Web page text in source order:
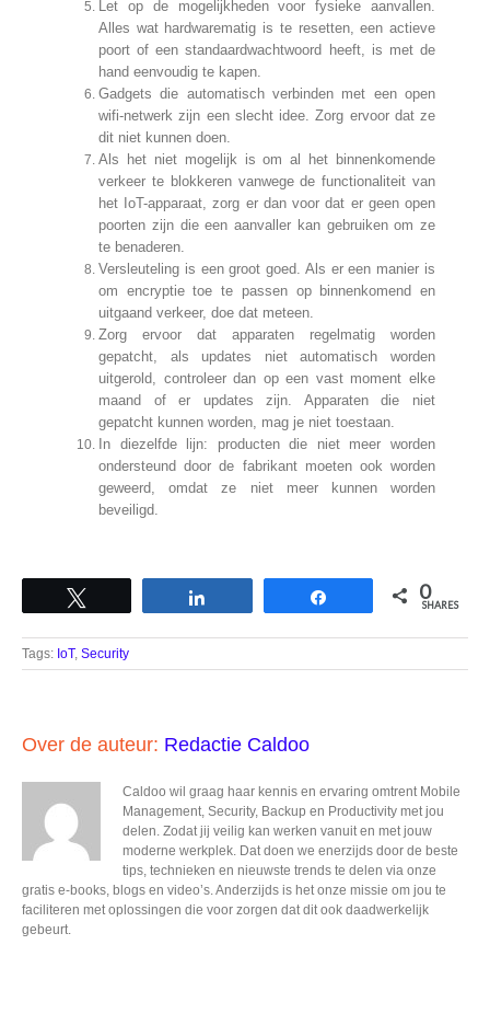
Let op de mogelijkheden voor fysieke aanvallen.
Alles wat hardwarematig is te resetten, een actieve
poort of een standaardwachtwoord heeft, is met de
hand eenvoudig te kapen.
Gadgets die automatisch verbinden met een open
wifi-netwerk zijn een slecht idee. Zorg ervoor dat ze
dit niet kunnen doen.
Als het niet mogelijk is om al het binnenkomende
verkeer te blokkeren vanwege de functionaliteit van
het IoT-apparaat, zorg er dan voor dat er geen open
poorten zijn die een aanvaller kan gebruiken om ze
te benaderen.
Versleuteling is een groot goed. Als er een manier is
om encryptie toe te passen op binnenkomend en
uitgaand verkeer, doe dat meteen.
Zorg ervoor dat apparaten regelmatig worden
gepatcht, als updates niet automatisch worden
uitgerold, controleer dan op een vast moment elke
maand of er updates zijn. Apparaten die niet
gepatcht kunnen worden, mag je niet toestaan.
In diezelfde lijn: producten die niet meer worden
ondersteund door de fabrikant moeten ook worden
geweerd, omdat ze niet meer kunnen worden
beveiligd.
0
SHARES
Tags: IoT, Security
Over de auteur: Redactie Caldoo
Caldoo wil graag haar kennis en ervaring omtrent Mobile
Management, Security, Backup en Productivity met jou
delen. Zodat jij veilig kan werken vanuit en met jouw
moderne werkplek. Dat doen we enerzijds door de beste
tips, technieken en nieuwste trends te delen via onze
gratis e-books, blogs en video’s. Anderzijds is het onze missie om jou te
faciliteren met oplossingen die voor zorgen dat dit ook daadwerkelijk
gebeurt.